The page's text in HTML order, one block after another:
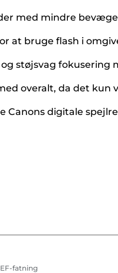
med mindre
at bruge flash i
støjsvag fokusering
overalt, da det kun
Canons digitale
fatning